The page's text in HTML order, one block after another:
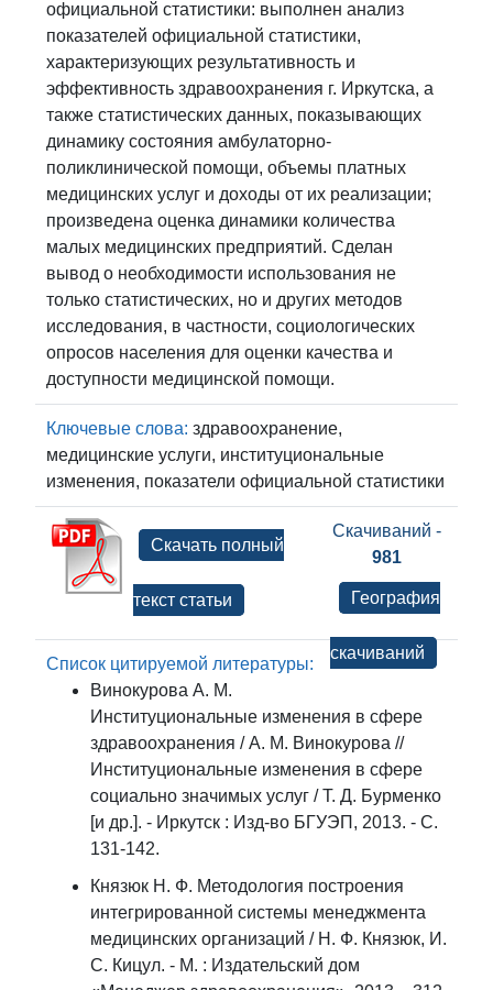
официальной статистики: выполнен анализ
показателей официальной статистики,
характеризующих результативность и
эффективность здравоохранения г. Иркутска, а
также статистических данных, показывающих
динамику состояния амбулаторно-
поликлинической помощи, объемы платных
медицинских услуг и доходы от их реализации;
произведена оценка динамики количества
малых медицинских предприятий. Сделан
вывод о необходимости использования не
только статистических, но и других методов
исследования, в частности, социологических
опросов населения для оценки качества и
доступности медицинской помощи.
Ключевые слова: здравоохранение,
медицинские услуги, институциональные
изменения, показатели официальной статистики
Скачиваний -
981
География
скачиваний
Скачать полный
текст статьи
Список цитируемой литературы:
Винокурова А. М.
Институциональные изменения в сфере
здравоохранения / А. М. Винокурова //
Институциональные изменения в сфере
социально значимых услуг / Т. Д. Бурменко
[и др.]. - Иркутск : Изд-во БГУЭП, 2013. - С.
131-142.
Князюк Н. Ф. Методология построения
интегрированной системы менеджмента
медицинских организаций / Н. Ф. Князюк, И.
С. Кицул. - М. : Издательский дом